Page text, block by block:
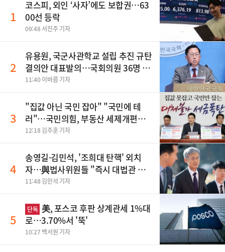
1
코스피, 외인 ‘사자’에도 보합권…63
00선 등락
09:48 서진주 기자
2
유용원, 국군사관학교 설립 추진 규탄
결의안 대표발의…국회의원 36명 동
참
11:40 이바름 기자
3
"집값 아닌 국민 잡아" "국민에 테
러"…국민의힘, 부동산 세제개편안
맹폭
12:18 김주훈 기자
4
송영길·김민석, '조희대 탄핵' 외치
자…與법사위원들 "즉시 대법관 제
청하라"
11:48 김민석 기자
5
단독 美, 포스코 후판 상계관세 1%대
로…3.70%서 '뚝'
10:27 백서원 기자